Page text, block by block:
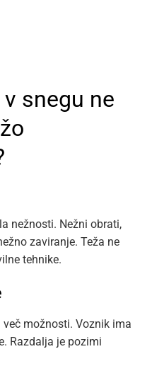
snegu ne
nežnosti. Nežni obrati,
zaviranje. Teža ne
tehnike.
možnosti. Voznik ima
Razdalja je pozimi